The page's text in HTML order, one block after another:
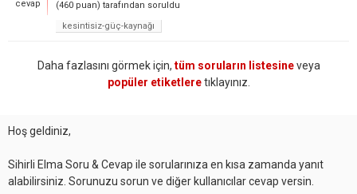
cevap (460 puan) tarafından soruldu
kesintisiz-güç-kaynağı
Daha fazlasını görmek için, tüm soruların listesineveya
popüler etiketleretıklayınız.
Hoş geldiniz,
Sihirli Elma Soru & Cevap ile sorularınıza en kısa zamanda yanıt
alabilirsiniz. Sorunuzu sorun ve diğer kullanıcılar cevap versin.